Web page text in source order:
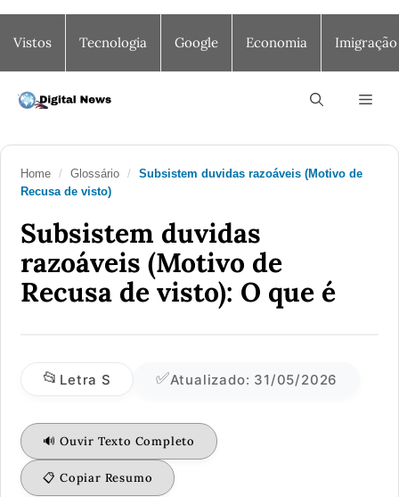
para
o
conteúdo
Vistos Tecnologia Google Economia Imigração
Home / Glossário /
Subsistem duvidas razoáveis (Motivo de
Recusa de visto)
Subsistem duvidas
razoáveis (Motivo de
Recusa de visto): O que é
S
📂 Letra S ✅Atualizado: 31/05/2026
🔊 Ouvir Texto Completo
📋 Copiar Resumo